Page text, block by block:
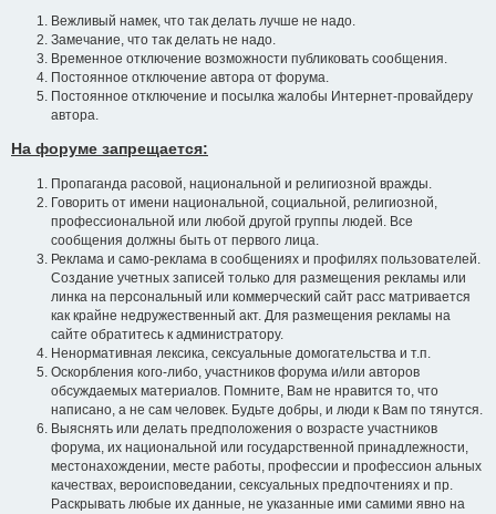
Вежливый намек, что так делать лучше не надо.
Замечание, что так делать не надо.
Временное отключение возможности публиковать сообщения.
Постоянное отключение автора от форума.
Постоянное отключение и посылка жалобы Интернет-провайдеру
автора.
На форуме запрещается:
Пропаганда расовой, национальной и религиозной вражды.
Говорить от имени национальной, социальной, религиозной,
профессиональной или любой другой группы людей. Все
сообщения должны быть от первого лица.
Реклама и само-реклама в сообщениях и профилях пользователей.
Создание учетных записей только для размещения рекламы или
линка на персональный или коммерческий сайт расс матривается
как крайне недружественный акт. Для размещения рекламы на
сайте обратитесь к администратору.
Ненормативная лексика, сексуальные домогательства и т.п.
Оскорбления кого-либо, участников форума и/или авторов
обсуждаемых материалов. Помните, Вам не нравится то, что
написано, а не сам человек. Будьте добры, и люди к Вам по тянутся.
Выяснять или делать предположения о возрасте участников
форума, их национальной или государственной принадлежности,
местонахождении, месте работы, профессии и профессион альных
качествах, вероисповедании, сексуальных предпочтениях и пр.
Раскрывать любые их данные, не указанные ими самими явно на